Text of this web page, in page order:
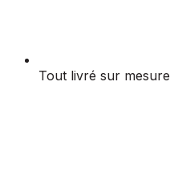
Tout livré sur mesure